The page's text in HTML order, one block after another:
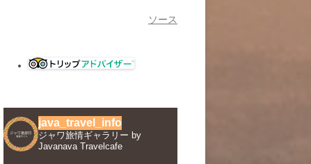
ソース
java_travel_info
ジャワ旅情ギャラリー by
Javanava Travelcafe